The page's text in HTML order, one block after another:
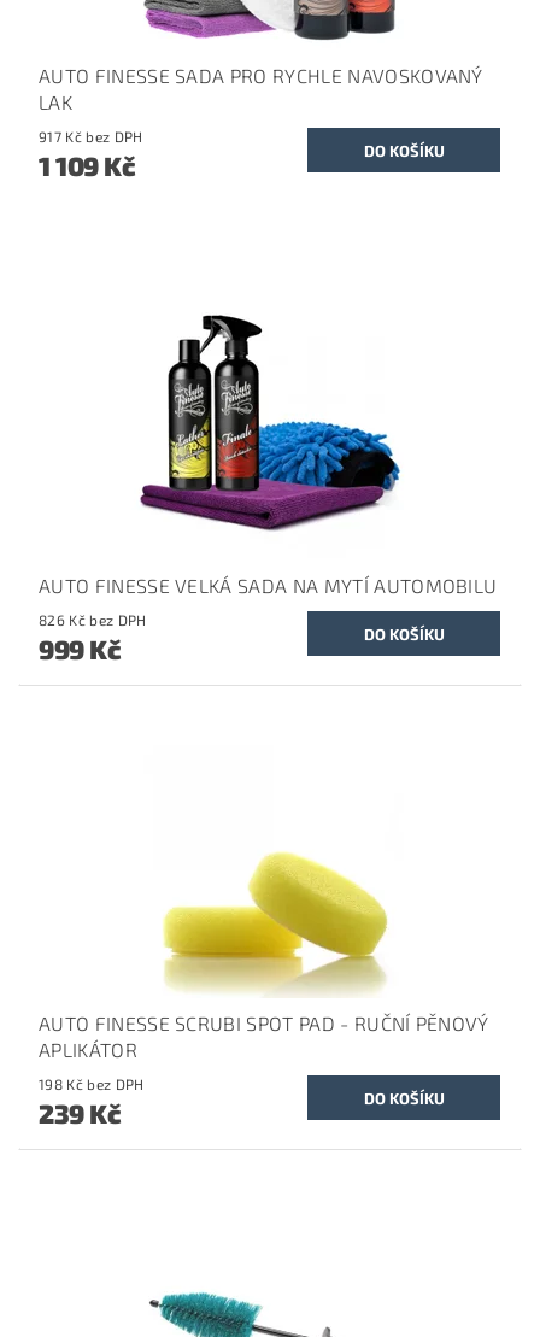
AUTO FINESSE SADA PRO RYCHLE NAVOSKOVANÝ
LAK
917 Kč bez DPH
1 109 Kč
AUTO FINESSE VELKÁ SADA NA MYTÍ AUTOMOBILU
826 Kč bez DPH
999 Kč
AUTO FINESSE SCRUBI SPOT PAD - RUČNÍ PĚNOVÝ
APLIKÁTOR
198 Kč bez DPH
239 Kč